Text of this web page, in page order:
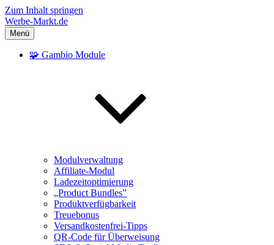
Zum Inhalt springen
Werbe-Markt.de
Menü
🧩 Gambio Module
Modulverwaltung
Affiliate-Modul
Ladezeitoptimierung
„Product Bundles”
Produktverfügbarkeit
Treuebonus
Versandkostenfrei-Tipps
QR-Code für Überweisung